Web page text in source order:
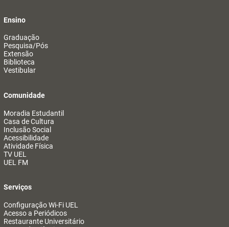
Ensino
Graduação
Pesquisa/Pós
Extensão
Biblioteca
Vestibular
Comunidade
Moradia Estudantil
Casa de Cultura
Inclusão Social
Acessibilidade
Atividade Física
TV UEL
UEL FM
Serviços
Configuração Wi-Fi UEL
Acesso a Periódicos
Restaurante Universitário